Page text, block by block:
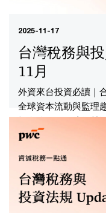
2025-11-17
台灣稅務與
11月
外資來台投資必讀｜
全球資本流動與監理
投資後管理，成為營